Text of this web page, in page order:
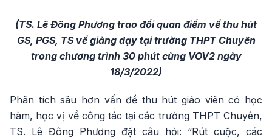
(TS. Lê Đông Phương trao đổi quan điểm về thu hút
GS, PGS, TS về giảng dạy tại trường THPT Chuyên
trong chương trình 30 phút cùng VOV2 ngày
18/3/2022)
Phân tích sâu hơn vấn đề thu hút giáo viên có học
hàm, học vị về công tác tại các trường THPT Chuyên,
TS. Lê Đông Phương đặt câu hỏi: “Rút cuộc, các